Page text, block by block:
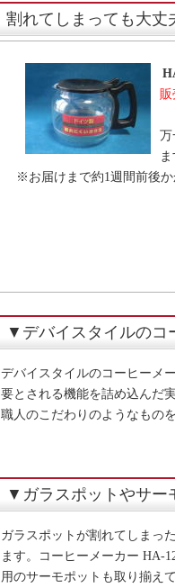
割れてしまっても大
販
万
※お届けまで約1週間前後か
▼デバイスタイルのコ
デバイスタイルのコーヒーメ
要とされる機能を詰め込んだ
職人のこだわりのようなもの
▼ガラスポットやサー
ガラスポットが割れてしまっ
ます。コーヒーメーカー HA-
用のサーモポットも取り揃え